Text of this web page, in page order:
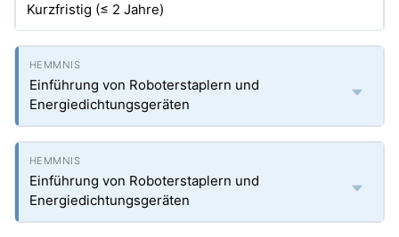
Kurzfristig (≤ 2 Jahre)
Einführung von Roboterstaplern und
Energiedichtungsgeräten
Einführung von Roboterstaplern und
Energiedichtungsgeräten